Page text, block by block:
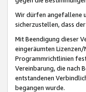
Wir dürfen angefallene
sicherzustellen, dass
Mit Beendigung dieser
eingeräumten
Programmrichtlinien
Vereinbarung, die nach
entstandenen
begangen wurde.